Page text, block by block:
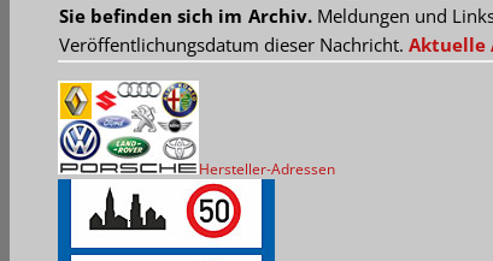
Sie befinden sich im Archiv.Meldungen und
Veröffentlichungsdatum dieser Nachricht. Aktuelle
Hersteller-Adressen